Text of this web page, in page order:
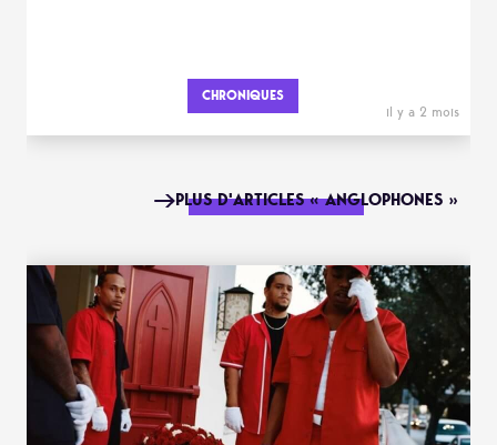
CHRONIQUES
il y a 2 mois
PLUS D'ARTICLES « ANGLOPHONES »